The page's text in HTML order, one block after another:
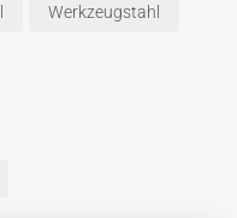
Werkzeugstahl